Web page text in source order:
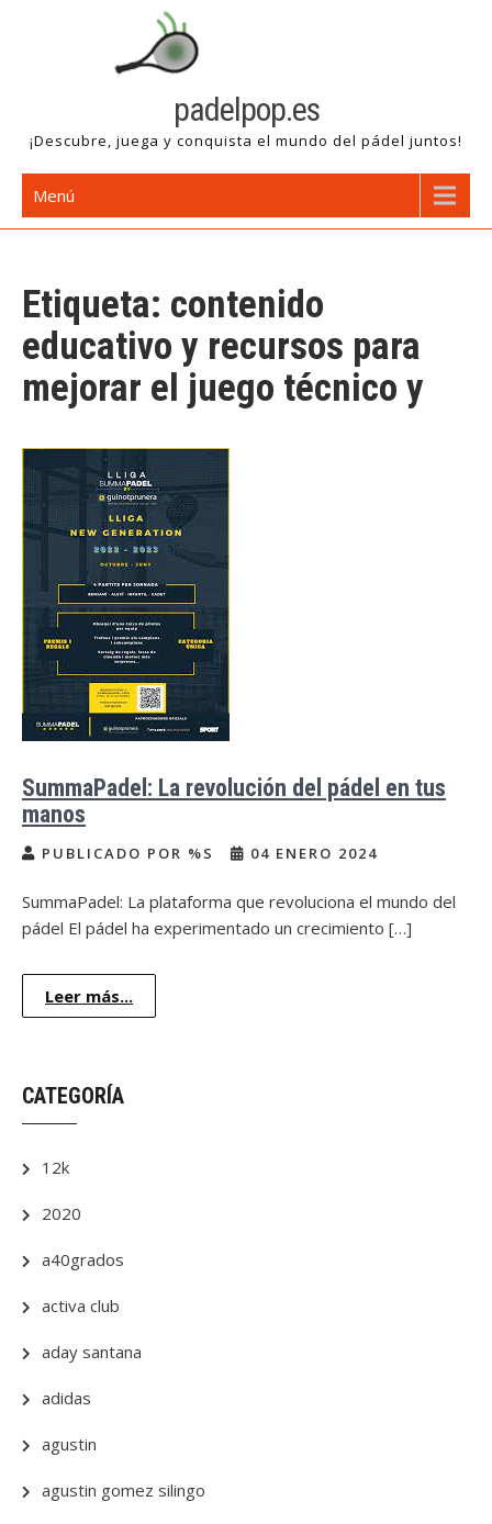
padelpop.es
¡Descubre, juega y conquista el mundo del pádel juntos!
Menú
Etiqueta: contenido
educativo y recursos para
mejorar el juego técnico y
SummaPadel: La revolución del pádel en tus
manos
PUBLICADO POR %S 04 ENERO 2024
SummaPadel: La plataforma que revoluciona el mundo del
pádel El pádel ha experimentado un crecimiento […]
Leer más...
CATEGORÍA
12k
2020
a40grados
activa club
aday santana
adidas
agustin
agustin gomez silingo